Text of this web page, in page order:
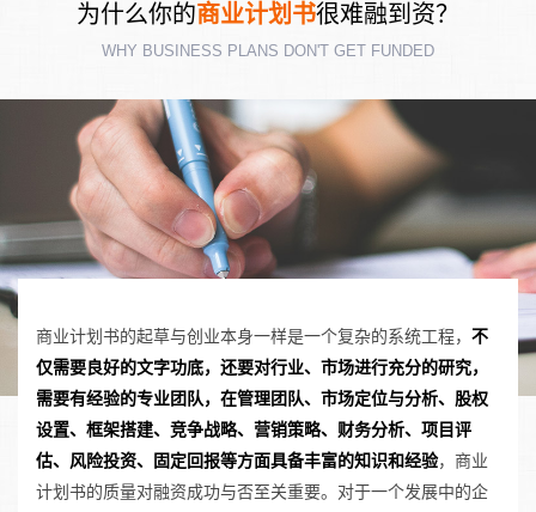
为什么你的商业计划书很难融到资？
WHY BUSINESS PLANS DON'T GET FUNDED
商业计划书的起草与创业本身一样是一个复杂的系统工程， 不
仅需要良好的文字功底，还要对行业、市场进行充分的研究，
需要有经验的专业团队，在管理团队、市场定位与分析、股权
设置、框架搭建、竞争战略、营销策略、财务分析、项目评
估、风险投资、固定回报等方面具备丰富的知识和经验，商业
计划书的质量对融资成功与否至关重要。对于一个发展中的企